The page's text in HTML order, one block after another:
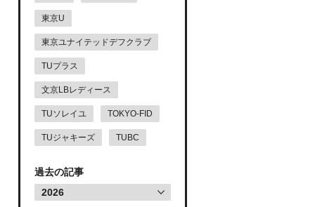
東京U
東京ユナイテッドデフクラブ
TUプラス
文京LBレディース
TUソレイユ TOKYO-FID
TUジャキーズ TUBC
過去の記事
2026